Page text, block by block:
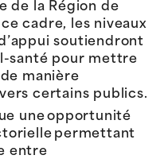
de la Région de
ce cadre, les niveaux
soutiendront
santé pour mettre
manière
certains publics.
uneopportunité
permettant
entre